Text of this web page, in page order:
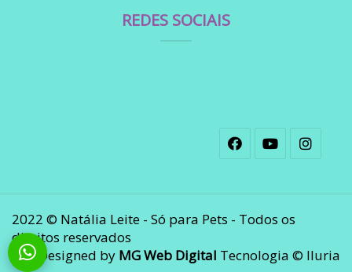
REDES SOCIAIS
2022 © Natália Leite - Só para Pets - Todos os
direitos reservados
Designed by MG Web Digital Tecnologia © Iluria